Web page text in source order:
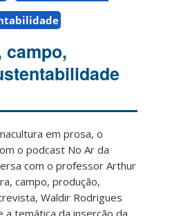
campo,
em prosa, o
o podcast No Ar da
com o professor Arthur
campo, produção,
Waldir Rodrigues
temática da inserção da